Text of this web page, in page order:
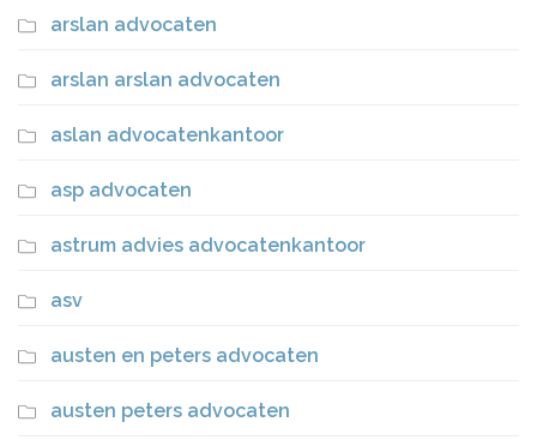
arslan advocaten
arslan arslan advocaten
aslan advocatenkantoor
asp advocaten
astrum advies advocatenkantoor
asv
austen en peters advocaten
austen peters advocaten